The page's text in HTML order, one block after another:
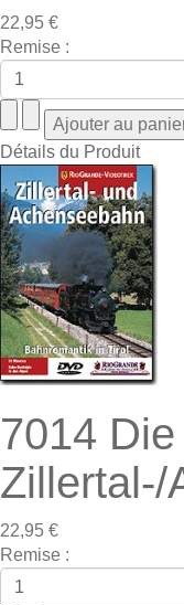
22,95 €
Remise :
Détails du Produit
7014 Die
Zillertal-/
22,95 €
Remise :